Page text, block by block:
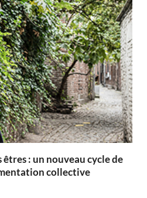
o
k
r
I
n
êtres : un nouveau cycle de
collective